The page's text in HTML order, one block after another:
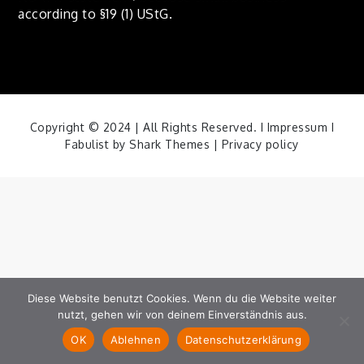
according to §19 (1) UStG.
Copyright © 2024 | All Rights Reserved. I Impressum I
Fabulist by Shark Themes | Privacy policy
Diese Website benutzt Cookies. Wenn du die Website weiter
nutzt, gehen wir von deinem Einverständnis aus.
OK
Ablehnen Datenschutzerklärung